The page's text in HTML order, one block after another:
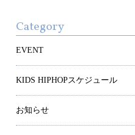
Category
EVENT
KIDS HIPHOPスケジュール
お知らせ